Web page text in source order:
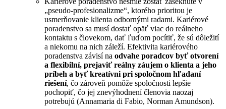
„pseudo-profesionalizme“, ktorého prioritou je
usmerňovanie klienta odbornými radami. Kariérové
poradenstvo sa musí dostať opäť viac do reálneho
kontaktu s človekom, dať ľuďom pocítiť, že sú dôležití
a niekomu na nich záleží. Efektivita kariérového
poradenstva závisí na odvahe poradcov byť otvorení
a flexibilní, prejaviť reálny záujem o klienta a jeho
príbeh a byť kreatívni pri spoločnom hľadaní
riešení, čo zároveň pomôže spoločnosti lepšie
pochopiť, čo jej znevýhodnení členovia naozaj
potrebujú (Annamaria di Fabio, Norman Amundson).